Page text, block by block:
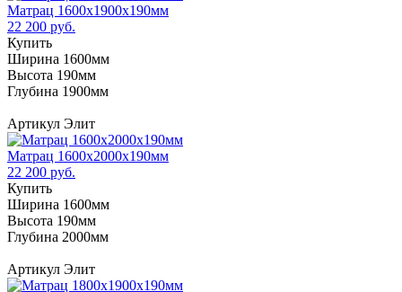
Матрац 1600х1900х190мм
22 200 руб.
Купить
Ширина 1600мм
Высота 190мм
Глубина 1900мм
Артикул Элит
Матрац 1600х2000х190мм
22 200 руб.
Купить
Ширина 1600мм
Высота 190мм
Глубина 2000мм
Артикул Элит